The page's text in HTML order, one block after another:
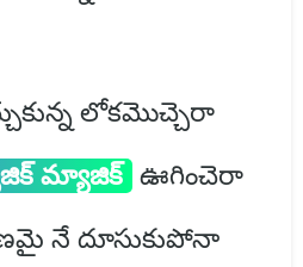
లోకమొచ్చెరా
మ్యాజిక్ ఊగించెరా
నే దూసుకుపోనా